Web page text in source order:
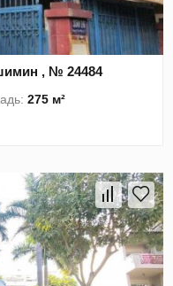
, № 24484
275 м²